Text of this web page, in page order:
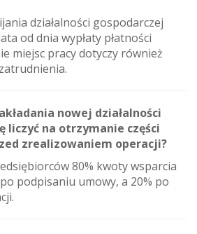
działalności gospodarczej
od dnia wypłaty płatności
miejsc pracy dotyczy również
nowej działalności
liczyć na otrzymanie części
zrealizowaniem operacji?
80% kwoty wsparcia
podpisaniu umowy, a 20% po